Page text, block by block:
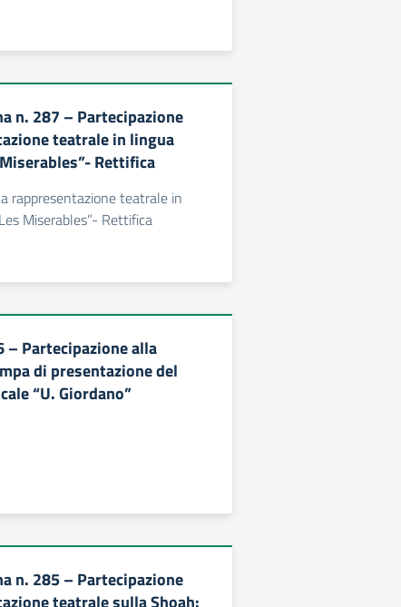
n. 287 – Partecipazione
teatrale in lingua
Rettifica
rappresentazione teatrale in
Miserables”- Rettifica
– Partecipazione alla
di presentazione del
“U. Giordano”
n. 285 – Partecipazione
teatrale sulla Shoah: